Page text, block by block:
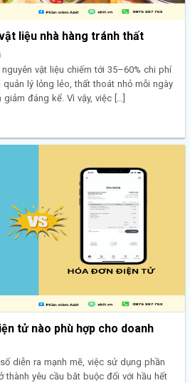
liệu nhà hàng tránh thất
vật liệu chiếm tới 35–60% chi phí
quản lý lỏng lẻo, thất thoát nhỏ mỗi ngày
đáng kể. Vì vậy, việc […]
tử nào phù hợp cho doanh
diễn ra mạnh mẽ, việc sử dụng phần
thành yêu cầu bắt buộc đối với hầu hết